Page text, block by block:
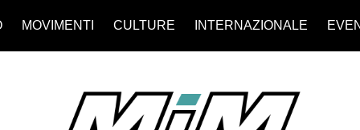
MOVIMENTI CULTURE INTERNAZIONALE